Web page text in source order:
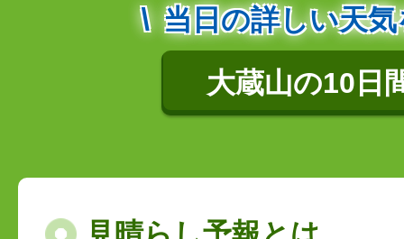
当日の詳しい天
大蔵山の10日